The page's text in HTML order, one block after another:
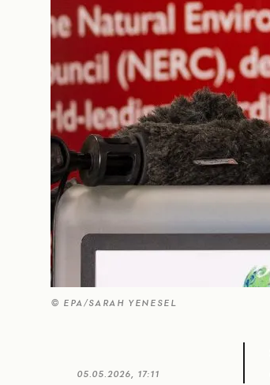
© EPA/SARAH YENESEL
05.05.2026, 17:11